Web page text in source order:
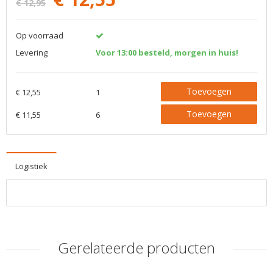
€ 12,95
Op voorraad
Levering
Voor 13:00 besteld, morgen in huis!
€ 12,55 1 Toevoegen
€ 11,55 6 Toevoegen
Logistiek
Gerelateerde producten